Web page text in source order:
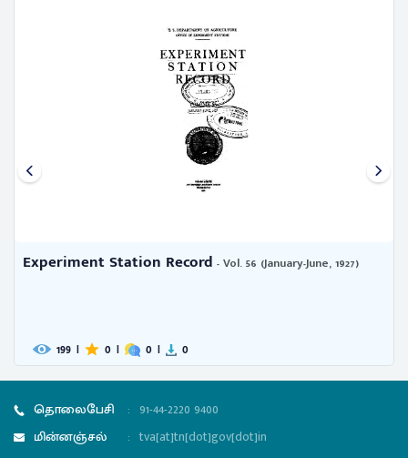
Experiment Station Record - Vol. 56 (January-June, 1927)
199 | 0 | 0 | 0
தொலைபேசி : 91-44-2220 9400
மின்னஞ்சல்
: tva[at]tn[dot]gov[dot]in